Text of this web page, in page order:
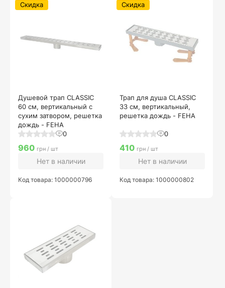
Душевой трап CLASSIC
60 см, вертикальный с
сухим затвором, решетка
дождь - FEHA
0
Скидка
960 грн / шт
Нет в наличии
Код товара: 1000000796
Трап для душа CLASSIC
33 см, вертикальный,
решетка дождь - FEHA
0
Скидка
410 грн / шт
Нет в наличии
Код товара: 1000000802